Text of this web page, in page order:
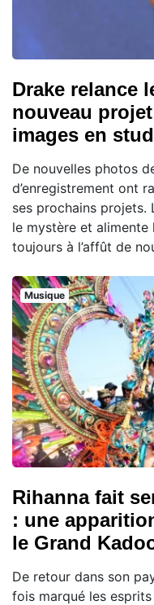
Drake relance
nouveau
images en
De nouvelles photos
d’enregistrement ont
ses prochains projets.
le mystère et alimente
toujours à l’affût de
Musique
Rihanna fait
: une
le Grand
De retour dans son
fois marqué les